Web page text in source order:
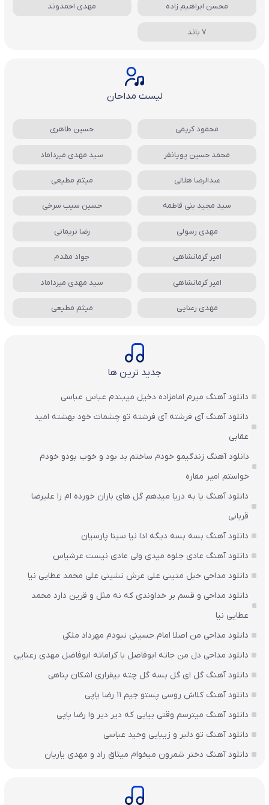
محسن ابراهیم زاده مهدی احمدوند
7 باند
لیست مداحان
محمود کریمی حسین طاهری
محمد حسین پویانفر سید مهدی میرداماد
عبدالرضا هلالی میثم مطیعی
سید مجید بنی فاطمه حسین سیب سرخی
مهدی رسولی رضا نریمانی
امیر کرمانشاهی جواد مقدم
امیر کرمانشاهی سید مهدی میرداماد
مهدی رعنایی میثم مطیعی
جدید ترین ها
دانلود آهنگ میرم امامزاده دخیل میبندم عباس عباسی
دانلود آهنگ آی فرشته آی فرشته تو چشمات خود بهشته امید
عقابی
دانلود آهنگ زندگیمو خودم ساختم بد بود و خوب بودو خودم
خواستم امیر مقاره
دانلود آهنگ یا به دریا میدهم گل های باران‌ خورده ام را علیرضا
قربانی
دانلود آهنگ بسه بسه دیگه ادا نیا سینا پارسیان
دانلود آهنگ عادی جلوه میدی ولی عادی نیست عرشیاس
دانلود مداحی حبل متینی علی عرش نشینی علی محمد عطایی نیا
دانلود مداحی و قسم بر خداوندی که نه مثل و قرین دارد محمد
عطایی نیا
دانلود مداحی من اصلا امام حسینی نبودم مهرداد ملکی
دانلود مداحی دل من جاته ابوفاضل با کراماته ابوفاضل مهدی رعنایی
دانلود آهنگ گل ای گل بسه گل چته بیقراری اشکان پناهی
دانلود آهنگ کلاش روسی پستو جیم ۱۱ رضا پاپی
دانلود آهنگ میترسم وقتی بیایی که دیر دیر وا رضا پاپی
دانلود آهنگ تو دلبر و زیبایی وحید عباسی
دانلود آهنگ دختر شمرون میخوام میثاق راد و مهدی یاریان